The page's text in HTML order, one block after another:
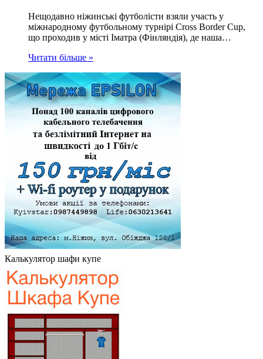
Нещодавно ніжинські футболісти взяли участь у
міжнародному футбольному турнірі Cross Border Cup,
що проходив у місті Іматра (Фінляндія), де наша…
Читати більше »
Калькулятор шафи купе